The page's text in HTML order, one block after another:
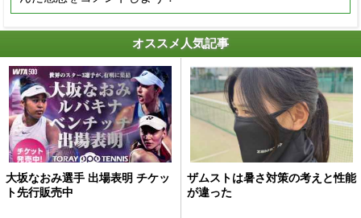
オススメ人気記事
大坂なおみ選手 出場表明 チケッ
ト先行販売中
ザムストは暑さ対策の考えと性能
が違った